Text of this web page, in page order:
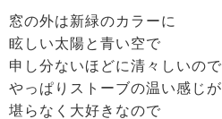
窓の外は新緑のカラーに
眩しい太陽と青い空で
申し分ないほどに清々しいの
やっぱりストーブの温い感じが
堪らなく大好きなので